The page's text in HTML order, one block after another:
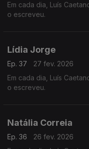
Em cada dia, Luís
o escreveu.
Lídia Jorge
Ep. 37
27 fev. 2026
Em cada dia, Luís
o escreveu.
Natália Correia
Ep. 36
26 fev. 2026